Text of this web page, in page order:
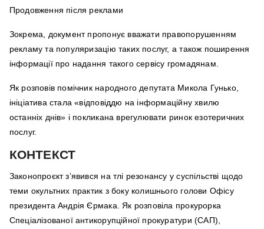
Продовження після реклами
Зокрема, документ пропонує вважати правопорушенням
рекламу та популяризацію таких послуг, а також поширення
інформації про надання такого сервісу громадянам.
Як розповів помічник народного депутата Микола Гунько,
ініціатива стала «відповіддю на інформаційну хвилю
останніх днів» і покликана врегулювати ринок езотеричних
послуг.
КОНТЕКСТ
Законопроєкт з’явився на тлі резонансу у суспільстві щодо
теми окультних практик з боку колишнього голови Офісу
президента Андрія Єрмака. Як розповіла прокурорка
Спеціалізованої антикорупційної прокуратури (САП),